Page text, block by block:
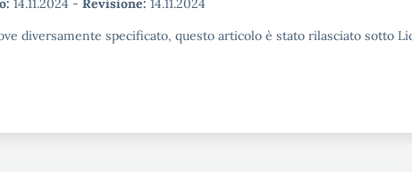
14.11.2024 - Revisione: 14.11.2024
diversamente specificato, questo articolo è stato rilasciato sotto